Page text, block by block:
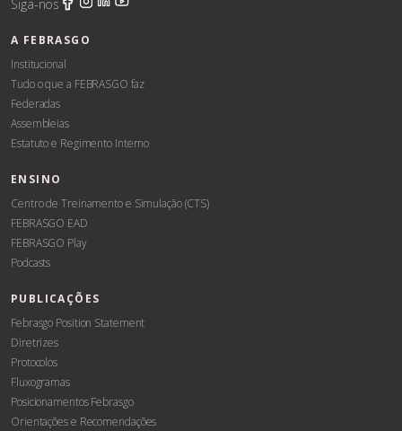
Siga-nos
A FEBRASGO
Institucional
Tudo o que a FEBRASGO faz
Federadas
Assembleias
Estatuto e Regimento Interno
ENSINO
Centro de Treinamento e Simulação (CTS)
FEBRASGO EAD
FEBRASGO Play
Podcasts
PUBLICAÇÕES
Febrasgo Position Statement
Diretrizes
Protocolos
Fluxogramas
Posicionamentos Febrasgo
Orientações e Recomendações